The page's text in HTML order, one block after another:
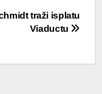
traži isplatu
Viaductu